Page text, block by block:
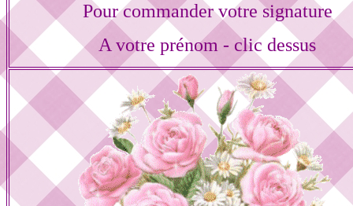
Pour commander votre signature
A votre prénom - clic dessus